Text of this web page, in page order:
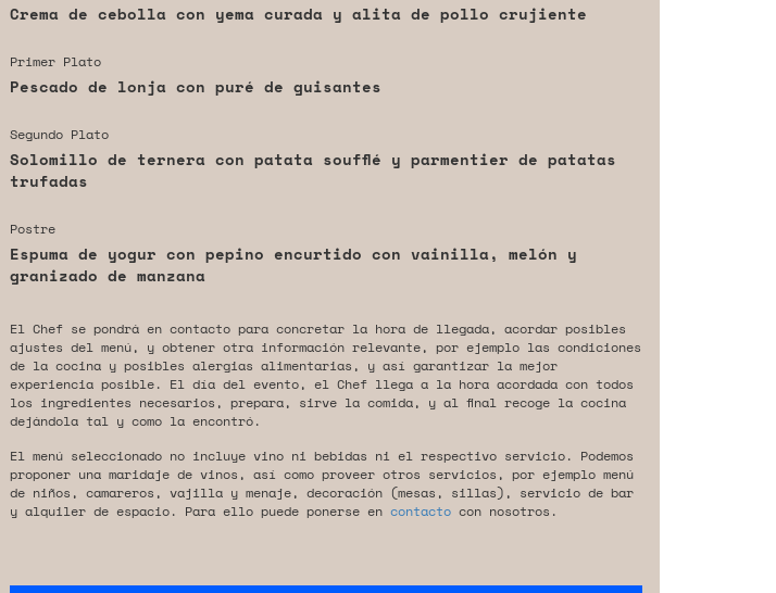
Crema de cebolla con yema curada y alita de pollo crujiente
Primer Plato
Pescado de lonja con puré de guisantes
Segundo Plato
Solomillo de ternera con patata soufflé y parmentier de patatas
trufadas
Postre
Espuma de yogur con pepino encurtido con vainilla, melón y
granizado de manzana
El Chef se pondrá en contacto para concretar la hora de llegada, acordar posibles
ajustes del menú, y obtener otra información relevante, por ejemplo las condiciones
de la cocina y posibles alergias alimentarias, y así garantizar la mejor
experiencia posible. El día del evento, el Chef llega a la hora acordada con todos
los ingredientes necesarios, prepara, sirve la comida, y al final recoge la cocina
dejándola tal y como la encontró.
El menú seleccionado no incluye vino ni bebidas ni el respectivo servicio. Podemos
proponer una maridaje de vinos, así como proveer otros servicios, por ejemplo menú
de niños, camareros, vajilla y menaje, decoración (mesas, sillas), servicio de bar
y alquiler de espacio. Para ello puede ponerse en contactocon nosotros.